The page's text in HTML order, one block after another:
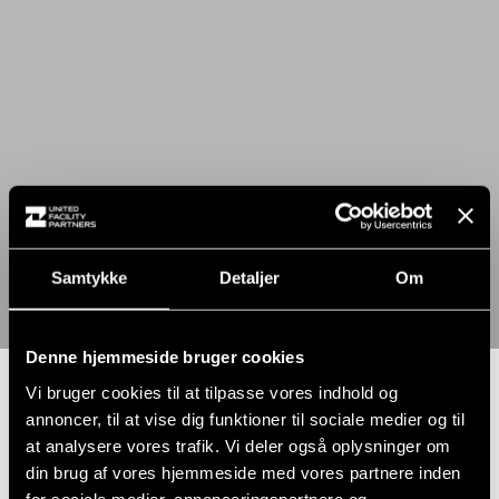
Samtykke Detaljer Om
Denne hjemmeside bruger cookies
Vi bruger cookies til at tilpasse vores indhold og
annoncer, til at vise dig funktioner til sociale medier og til
at analysere vores trafik. Vi deler også oplysninger om
din brug af vores hjemmeside med vores partnere inden
Skab et bedre klima i jeres virksomhed ved hjælp af
professionel rengøring